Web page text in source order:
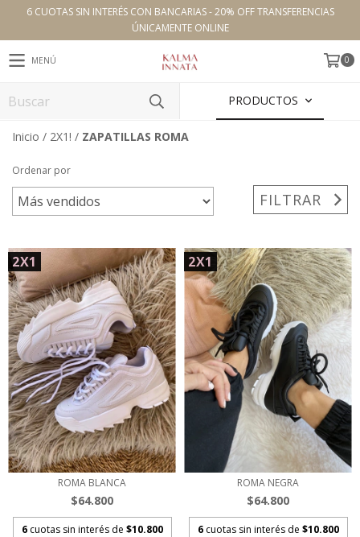
6 CUOTAS SIN INTERÉS CON BANCARIAS - 20% OFF TRANSFERENCIAS
ÚNICAMENTE ONLINE
MENÚ 0
PRODUCTOS
Inicio / 2X1! / ZAPATILLAS ROMA
Ordenar por
FILTRAR
2X1
ROMA BLANCA
$64.800
6 cuotas sin interés de $10.800
2X1
ROMA NEGRA
$64.800
6 cuotas sin interés de $10.800